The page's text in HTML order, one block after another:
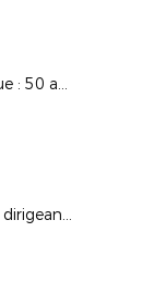
Retro Coupe Atlantique : 50 ans d'histoire !
IFF - La Formation des dirigeants